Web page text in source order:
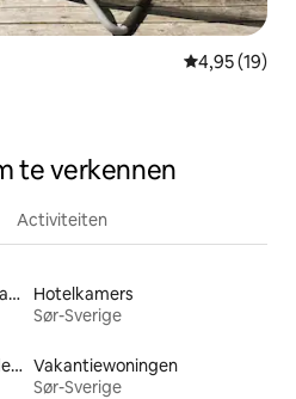
Gemiddelde
4,95 (19)
te verkennen
Activiteiten
Accommodaties aan het water
Hotelkamers
Sør-Sverige
Accommodaties met bedden op toegankelijke hoogte Vakantiewoningen
Sør-Sverige